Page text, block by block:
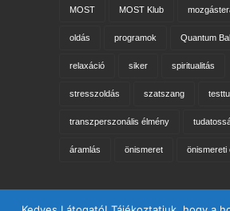
MOST MOST Klub
oldás programok Quantum
relaxáció siker spiritualitás
stresszoldás szatszang
transzperszonális élmény
áramlás önismeret önismereti
Keresés az oldalon